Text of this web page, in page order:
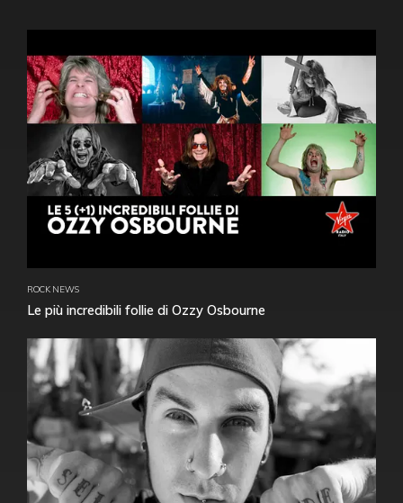
ROCK NEWS
Le più incredibili follie di Ozzy Osbourne